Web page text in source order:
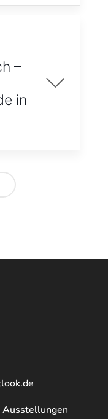
–
in